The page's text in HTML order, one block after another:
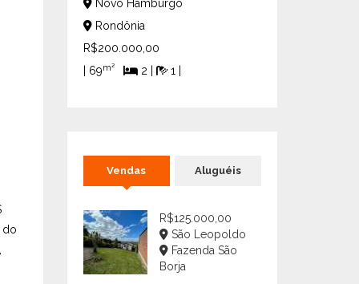
do
Novo Hamburgo
Rondônia
R$200.000,00
| 69m² 2 | 1 |
Vendas Aluguéis
R$125.000,00
São Leopoldo
Fazenda São
Borja